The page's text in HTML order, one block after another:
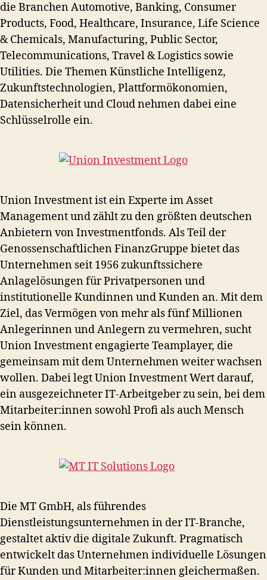
die Branchen Automotive, Banking, Consumer
Products, Food, Healthcare, Insurance, Life Science
& Chemicals, Manufacturing, Public Sector,
Telecommunications, Travel & Logistics sowie
Utilities. Die Themen Künstliche Intelligenz,
Zukunftstechnologien, Plattformökonomien,
Datensicherheit und Cloud nehmen dabei eine
Schlüsselrolle ein.
Union Investment ist ein Experte im Asset
Management und zählt zu den größten deutschen
Anbietern von Investmentfonds. Als Teil der
Genossenschaftlichen FinanzGruppe bietet das
Unternehmen seit 1956 zukunftssichere
Anlagelösungen für Privatpersonen und
institutionelle Kundinnen und Kunden an. Mit dem
Ziel, das Vermögen von mehr als fünf Millionen
Anlegerinnen und Anlegern zu vermehren, sucht
Union Investment engagierte Teamplayer, die
gemeinsam mit dem Unternehmen weiter wachsen
wollen. Dabei legt Union Investment Wert darauf,
ein ausgezeichneter IT-Arbeitgeber zu sein, bei dem
Mitarbeiter:innen sowohl Profi als auch Mensch
sein können.
Die MT GmbH, als führendes
Dienstleistungsunternehmen in der IT-Branche,
gestaltet aktiv die digitale Zukunft. Pragmatisch
entwickelt das Unternehmen individuelle Lösungen
für Kunden und Mitarbeiter:innen gleichermaßen.